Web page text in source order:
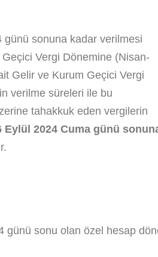
günü sonuna kadar verilmesi
Vergi Dönemine (Nisan-
Gelir ve Kurum Geçici Vergi
verilme süreleri ile bu
tahakkuk eden vergilerin
Eylül 2024 Cuma günü
günü sonu olan özel hesap